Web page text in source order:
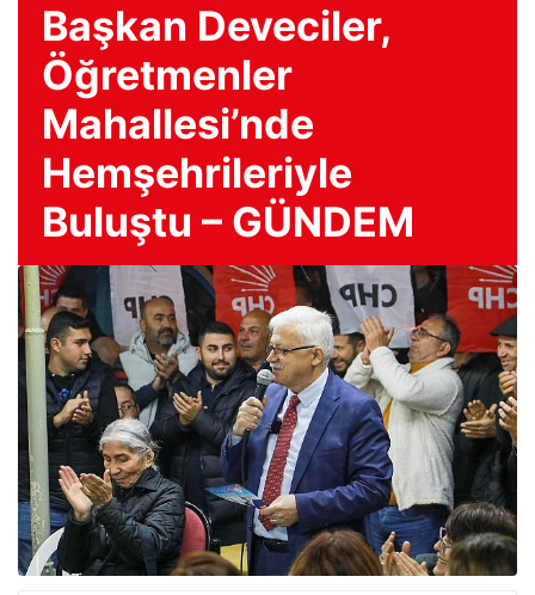
Başkan Deveciler,
Öğretmenler
Mahallesi’nde
Hemşehrileriyle
Buluştu – GÜNDEM